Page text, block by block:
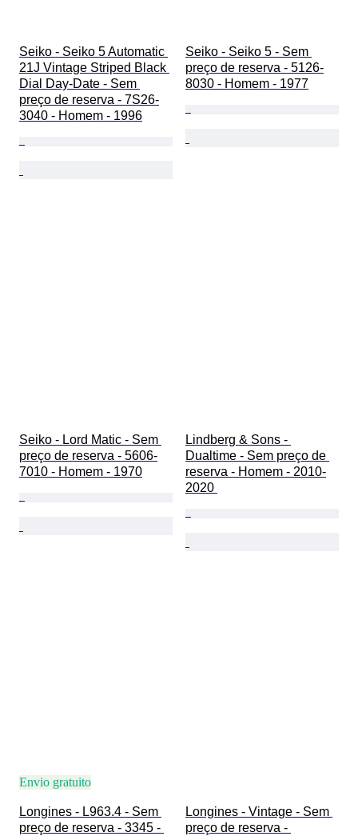
Seiko - Seiko 5 Automatic
21J Vintage Striped Black
Dial Day-Date - Sem
preço de reserva - 7S26-
3040 - Homem - 1996
Seiko - Seiko 5 - Sem
preço de reserva - 5126-
8030 - Homem - 1977
Seiko - Lord Matic - Sem
preço de reserva - 5606-
7010 - Homem - 1970
Lindberg & Sons -
Dualtime - Sem preço de
reserva - Homem - 2010-
2020
Envio gratuito
Longines - L963.4 - Sem
preço de reserva - 3345 -
Longines - Vintage - Sem
preço de reserva -